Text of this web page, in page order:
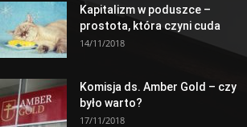
Kapitalizm w poduszce –
prostota, która czyni cuda
14/11/2018
Komisja ds. Amber Gold – czy
było warto?
17/11/2018